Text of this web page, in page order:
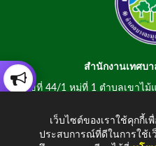
สำนักงานเทศบ
เลขที่ 44/1 หมู่ที่ 1 ตำบลเขาไ
สอบถามข้อมูลโทรศัพท์/
E-mail :
เว็บไซต์ของเราใช้คุกกี้
ประสบการณ์ที่ดีในการใช้